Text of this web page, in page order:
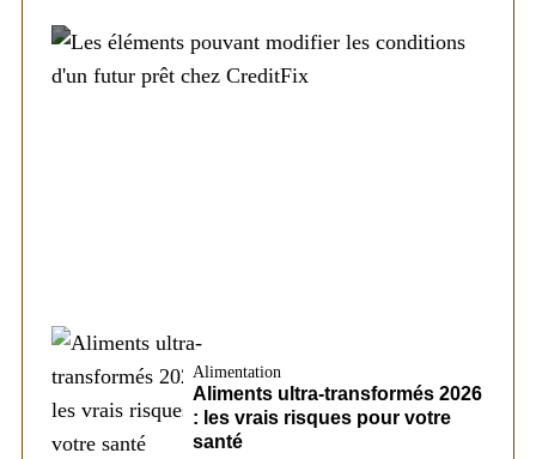
Alimentation
Aliments ultra-transformés 2026
: les vrais risques pour votre
santé